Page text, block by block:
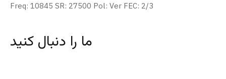
Freq: 10845 SR: 27500 Pol: Ver FEC: 2/3
ما را دنبال کنید